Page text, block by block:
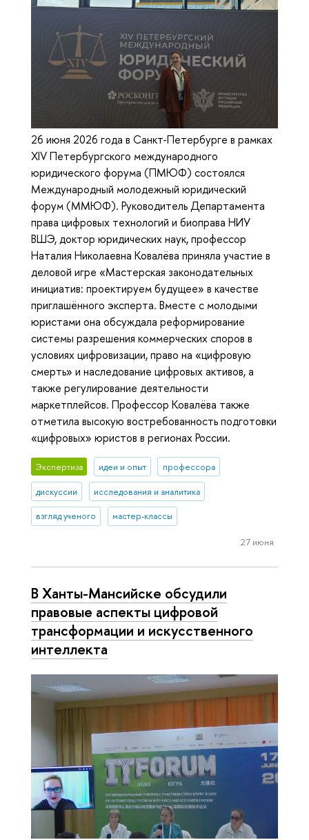
26 июня 2026 года в Санкт-Петербурге в рамках
XIV Петербургского международного
юридического форума (ПМЮФ) состоялся
Международный молодежный юридический
форум (ММЮФ). Руководитель Департамента
права цифровых технологий и биоправа НИУ
ВШЭ, доктор юридических наук, профессор
Наталия Николаевна Ковалёва приняла участие в
деловой игре «Мастерская законодательных
инициатив: проектируем будущее» в качестве
приглашённого эксперта. Вместе с молодыми
юристами она обсуждала реформирование
системы разрешения коммерческих споров в
условиях цифровизации, право на «цифровую
смерть» и наследование цифровых активов, а
также регулирование деятельности
маркетплейсов. Профессор Ковалёва также
отметила высокую востребованность подготовки
«цифровых» юристов в регионах России.
Экспертиза идеи и опыт профессора
дискуссии исследования и аналитика
взгляд ученого мастер-классы
27 июня
В Ханты-Мансийске обсудили
правовые аспекты цифровой
трансформации и искусственного
интеллекта